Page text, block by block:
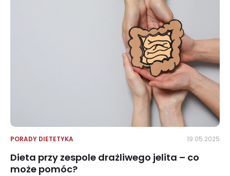
PORADY DIETETYKA 19.05.2025
Dieta przy zespole drażliwego jelita – co
może pomóc?